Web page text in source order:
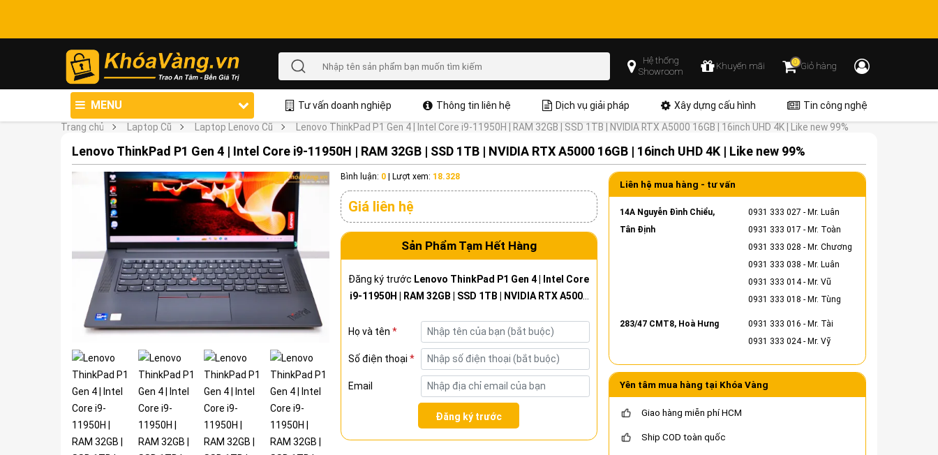
Hệ thống
Showroom
Khuyến mãi 0Giỏ hàng
MENU Tư vấn doanh nghiệp Thông tin liên hệ Dịch vụ giải pháp Xây dựng cấu hình
Tin công nghệ
Trang chủ
Laptop Cũ Laptop Lenovo Cũ Lenovo ThinkPad P1 Gen 4 | Intel Core i9-11950H | RAM 32GB | SSD 1TB | NVIDIA RTX A5000 16GB | 16inch UHD 4K | Like new 99%
Lenovo ThinkPad P1 Gen 4 | Intel Core i9-11950H | RAM 32GB | SSD 1TB | NVIDIA RTX A5000 16GB | 16inch UHD 4K | Like new 99%
Bình luận: 0| Lượt xem: 18.328
Giá liên hệ
Sản Phẩm Tạm Hết Hàng
Đăng ký trước Lenovo ThinkPad P1 Gen 4 | Intel Core
i9-11950H | RAM 32GB | SSD 1TB | NVIDIA RTX A5000
Họ và tên *
Số điện thoại *
Email
Đăng ký trước
Liên hệ mua hàng - tư vấn
14A Nguyễn Đình Chiểu,
Tân Định
0931 333 027 - Mr. Luân
0931 333 017 - Mr. Toàn
0931 333 028 - Mr. Chương
0931 333 038 - Mr. Luân
0931 333 014- Mr. Vũ
0931 333 018 - Mr. Tùng
283/47 CMT8, Hoà Hưng 0931 333 016 - Mr. Tài
0931 333 024- Mr. Vỹ
Yên tâm mua hàng tại Khóa Vàng
Giao hàng miễn phí HCM
Ship COD toàn quốc